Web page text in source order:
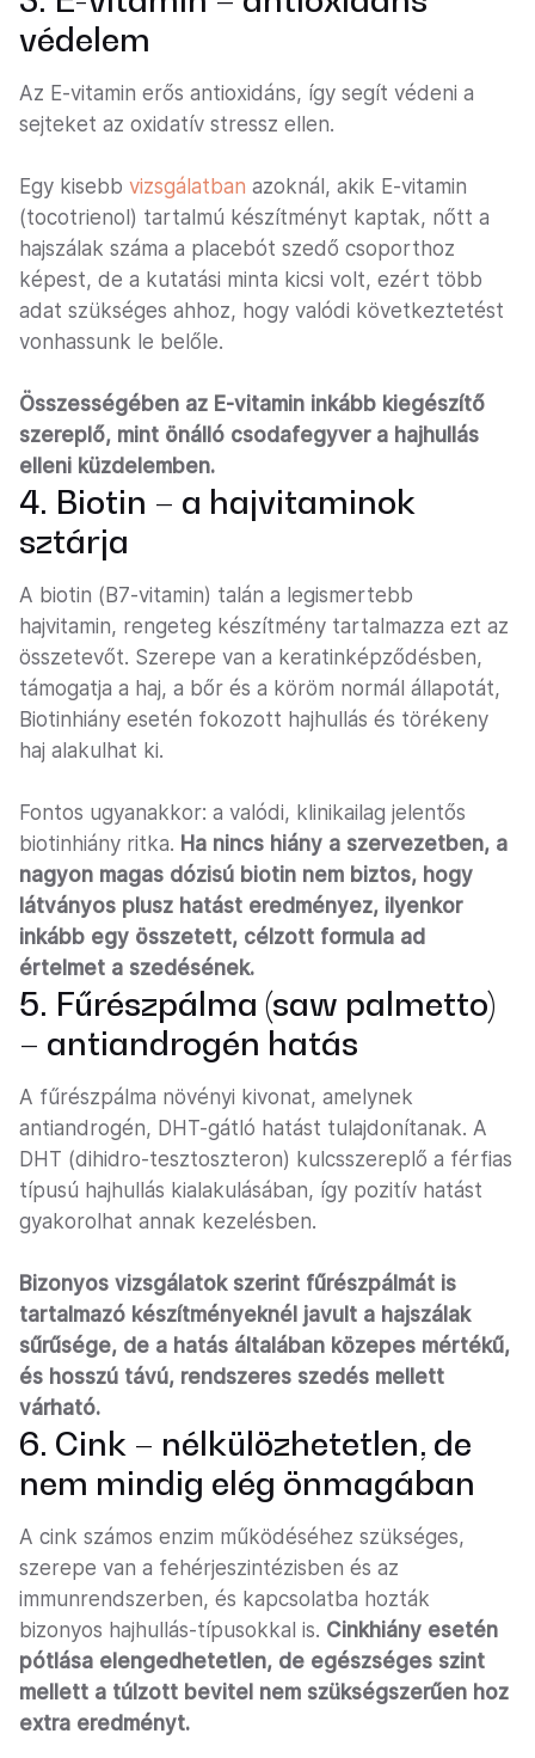
védelem
Az E-vitamin erős antioxidáns, így segít védeni a
sejteket az oxidatív stressz ellen.
Egy kisebb vizsgálatban azoknál, akik E-vitamin
(tocotrienol) tartalmú készítményt kaptak, nőtt a
hajszálak száma a placebót szedő csoporthoz
képest, de a kutatási minta kicsi volt, ezért több
adat szükséges ahhoz, hogy valódi következtetést
vonhassunk le belőle.
Összességében az E-vitamin inkább kiegészítő
szereplő, mint önálló csodafegyver a hajhullás
elleni küzdelemben.
4. Biotin – a hajvitaminok
sztárja
A biotin (B7-vitamin) talán a legismertebb
hajvitamin, rengeteg készítmény tartalmazza ezt az
összetevőt. Szerepe van a keratinképződésben,
támogatja a haj, a bőr és a köröm normál állapotát,
Biotinhiány esetén fokozott hajhullás és törékeny
haj alakulhat ki.
Fontos ugyanakkor: a valódi, klinikailag jelentős
biotinhiány ritka. Ha nincs hiány a szervezetben, a
nagyon magas dózisú biotin nem biztos, hogy
látványos plusz hatást eredményez, ilyenkor
inkább egy összetett, célzott formula ad
értelmet a szedésének.
5. Fűrészpálma (saw palmetto)
– antiandrogén hatás
A fűrészpálma növényi kivonat, amelynek
antiandrogén, DHT-gátló hatást tulajdonítanak. A
DHT (dihidro-tesztoszteron) kulcsszereplő a férfias
típusú hajhullás kialakulásában, így pozitív hatást
gyakorolhat annak kezelésben.
Bizonyos vizsgálatok szerint fűrészpálmát is
tartalmazó készítményeknél javult a hajszálak
sűrűsége, de a hatás általában közepes mértékű,
és hosszú távú, rendszeres szedés mellett
várható.
6. Cink – nélkülözhetetlen, de
nem mindig elég önmagában
A cink számos enzim működéséhez szükséges,
szerepe van a fehérjeszintézisben és az
immunrendszerben, és kapcsolatba hozták
bizonyos hajhullás-típusokkal is. Cinkhiány esetén
pótlása elengedhetetlen, de egészséges szint
mellett a túlzott bevitel nem szükségszerűen hoz
extra eredményt.